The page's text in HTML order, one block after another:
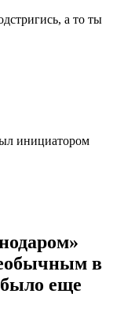
а то ты
инициатором
в
было еще